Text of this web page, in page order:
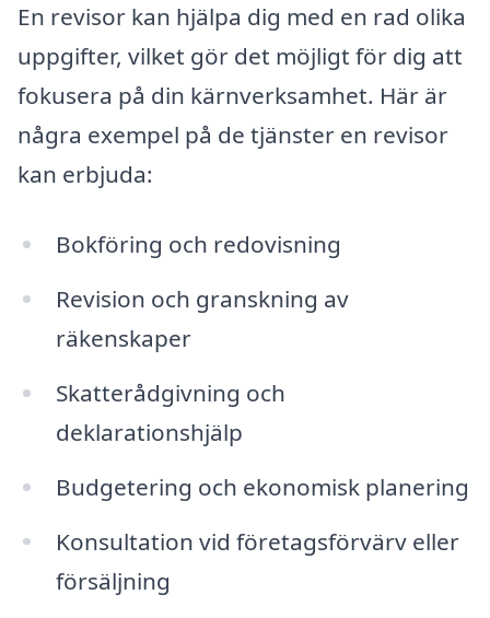
En revisor kan hjälpa dig med en rad olika
uppgifter, vilket gör det möjligt för dig att
fokusera på din kärnverksamhet. Här är
några exempel på de tjänster en revisor
kan erbjuda:
Bokföring och redovisning
Revision och granskning av
räkenskaper
Skatterådgivning och
deklarationshjälp
Budgetering och ekonomisk planering
Konsultation vid företagsförvärv eller
försäljning